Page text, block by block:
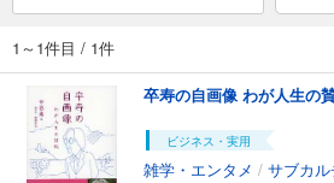
1～1件目 / 1件
卒寿の自画像 わが人生の
ビジネス・実用
雑学・エンタメ / サブカ